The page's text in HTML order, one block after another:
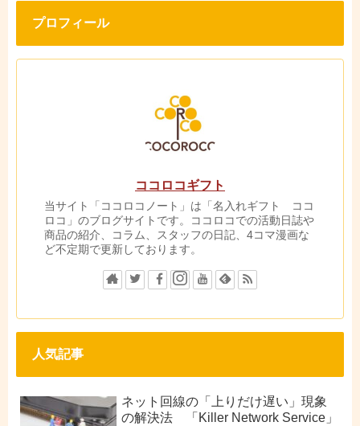
プロフィール
ココロコギフト
当サイト「ココロコノート」は「名入れギフト ココ
ロコ」のブログサイトです。ココロコでの活動日誌や
商品の紹介、コラム、スタッフの日記、4コマ漫画な
ど不定期で更新しております。
人気記事
ネット回線の「上りだけ遅い」現象
の解決法 「Killer Network Service」